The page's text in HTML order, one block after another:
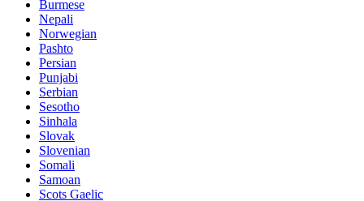
Burmese
Nepali
Norwegian
Pashto
Persian
Punjabi
Serbian
Sesotho
Sinhala
Slovak
Slovenian
Somali
Samoan
Scots Gaelic